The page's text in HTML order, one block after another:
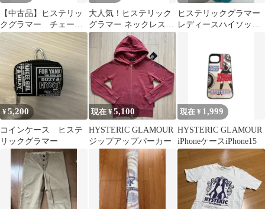
【中古品】ヒステリッ
クグラマー チェーン
ウォレット
大人気！ヒステリック
グラマー ネックレス
【YOU PAY】シルバー
ヒステリックグラマー
レディースハイソック
¥5,200
コインケース ヒステ
リックグラマー
現在 ¥5,100
HYSTERIC GLAMOUR
ジップアップパーカー
現在 ¥ 1,999
HYSTERIC GLAMOUR
iPhoneケースiPhone15